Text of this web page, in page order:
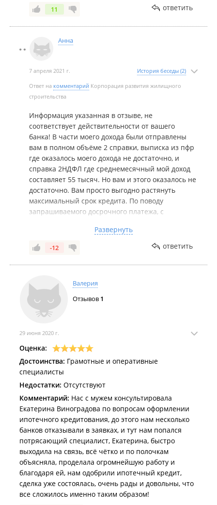
первоначального взноса, нам искренне жаль, что
Вы не воспользовались возможностью участия в
программе льготного ипотечного кредитования.
11 ответить
Анна
7 апреля 2021 г. История беседы (2)
Ответ на комментарий Корпорация развития жилищного
строительства
Информация указанная в отзыве, не
соответствует действительности от вашего
банка! В части моего дохода были отправлены
вам в полном объёме 2 справки, выписка из пфр
где оказалось моего дохода не достаточно, и
справка 2НДФЛ где среднемесячный мой доход
составляет 55 тысяч. Но вам и этого оказалось не
достаточно. Вам просто выгодно растянуть
максимальный срок кредита. По поводу
запрашиваемого досрочного платежа, с
расчёта не было!!!! Были сказаны примерные
сроки снижения кредита. На словах. Без всякого
расчёта! Не нужно говорить что информация не
достоверна! По поводу одобренного
коверкать информацию! Могу сюда скинуть что
бы видели люди ваш предварительный расчёт
по ипотеке, с минимальным первоначальным
взносом 30٪ ! Ещё раз хочу предостеречь людей
связываться с кржс и дом рф.
Развернуть
-12 ответить
Валерия
Отзывов 1
29 июня 2020 г.
Оценка:
Достоинства: Грамотные и оперативные
специалисты
Недостатки: Отсутствуют
Комментарий: Нас с мужем консультировала
Екатерина Виноградова по вопросам оформлении
ипотечного кредитования, до этого нам несколько
банков отказывали в заявках, и тут нам попался
потрясающий специалист, Екатерина, быстро
выходила на связь, всё чётко и по полочкам
объясняла, проделала огромнейшую работу и
благодаря ей, нам одобрили ипотечный кредит,
сделка уже состоялась, очень рады и довольны, что
все сложилось именно таким образом!